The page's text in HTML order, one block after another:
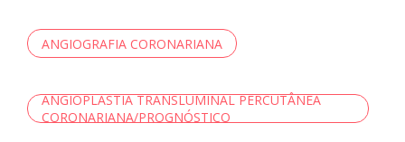
ANGIOGRAFIA CORONARIANA
ANGIOPLASTIA TRANSLUMINAL PERCUTÂNEA
CORONARIANA/PROGNÓSTICO